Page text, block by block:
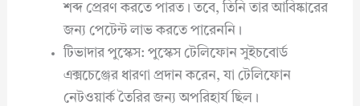
শব্দ প্রেরণ করতে পারত। তবে, তিনি তার আবিষ্কারের
জন্য পেটেন্ট লাভ করতে পারেননি।
টিভাদার পুস্কেস: পুস্কেস টেলিফোন সুইচবোর্ড
এক্সচেঞ্জের ধারণা প্রদান করেন, যা টেলিফোন
নেটওয়ার্ক তৈরির জন্য অপরিহার্য ছিল।